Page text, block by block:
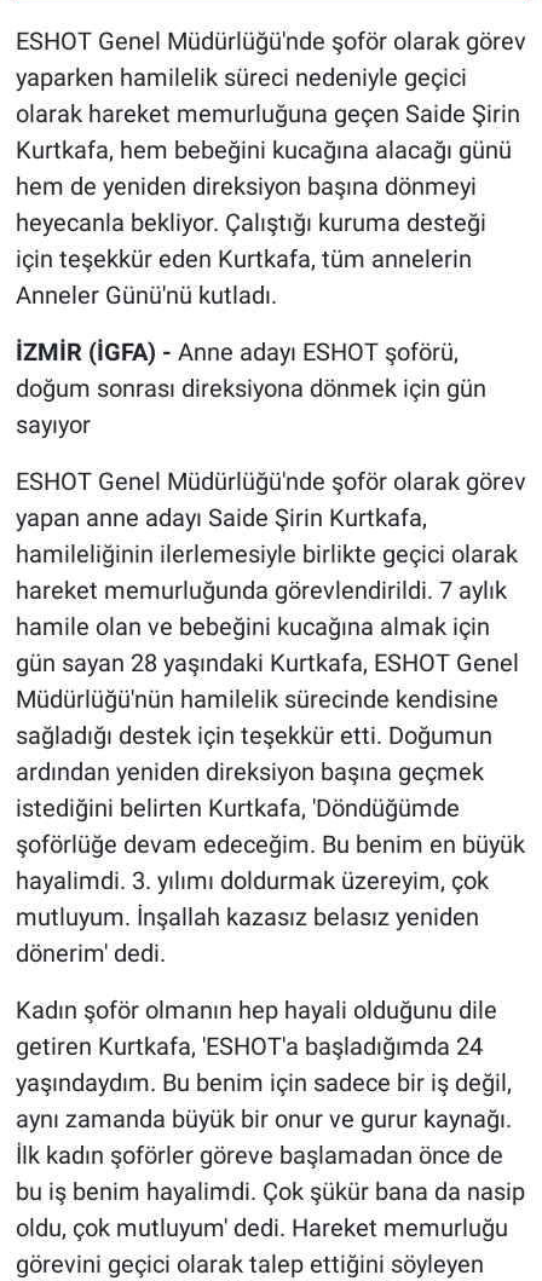
ESHOT Genel Müdürlüğü'nde şoför olarak görev
yaparken hamilelik süreci nedeniyle geçici
olarak hareket memurluğuna geçen Saide Şirin
Kurtkafa, hem bebeğini kucağına alacağı günü
hem de yeniden direksiyon başına dönmeyi
heyecanla bekliyor. Çalıştığı kuruma desteği
için teşekkür eden Kurtkafa, tüm annelerin
Anneler Günü'nü kutladı.
İZMİR (İGFA) - Anne adayı ESHOT şoförü,
doğum sonrası direksiyona dönmek için gün
sayıyor
ESHOT Genel Müdürlüğü'nde şoför olarak görev
yapan anne adayı Saide Şirin Kurtkafa,
hamileliğinin ilerlemesiyle birlikte geçici olarak
hareket memurluğunda görevlendirildi. 7 aylık
hamile olan ve bebeğini kucağına almak için
gün sayan 28 yaşındaki Kurtkafa, ESHOT Genel
Müdürlüğü'nün hamilelik sürecinde kendisine
sağladığı destek için teşekkür etti. Doğumun
ardından yeniden direksiyon başına geçmek
istediğini belirten Kurtkafa, 'Döndüğümde
şoförlüğe devam edeceğim. Bu benim en büyük
hayalimdi. 3. yılımı doldurmak üzereyim, çok
mutluyum. İnşallah kazasız belasız yeniden
dönerim' dedi.
Kadın şoför olmanın hep hayali olduğunu dile
getiren Kurtkafa, 'ESHOT'a başladığımda 24
yaşındaydım. Bu benim için sadece bir iş değil,
aynı zamanda büyük bir onur ve gurur kaynağı.
İlk kadın şoförler göreve başlamadan önce de
bu iş benim hayalimdi. Çok şükür bana da nasip
oldu, çok mutluyum' dedi. Hareket memurluğu
görevini geçici olarak talep ettiğini söyleyen